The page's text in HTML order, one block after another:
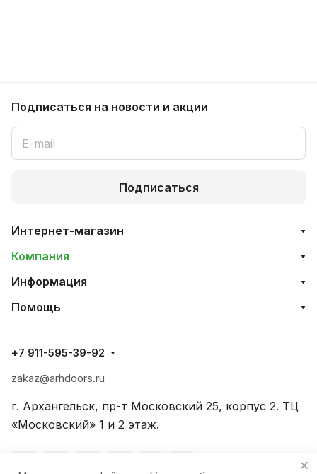
Подписаться на новости и акции
Подписаться
Интернет-магазин
Компания
Информация
Помощь
+7 911-595-39-92
zakaz@arhdoors.ru
г. Архангельск, пр-т Московский 25, корпус 2. ТЦ
«Московский» 1 и 2 этаж.